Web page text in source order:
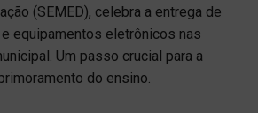
(SEMED), celebra a entrega de
equipamentos eletrônicos nas
Um passo crucial para a
do ensino.